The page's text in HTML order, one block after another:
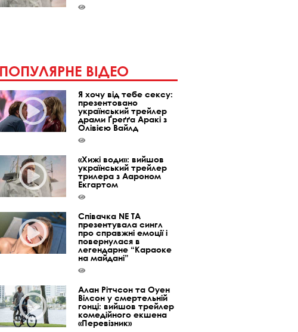
ПОПУЛЯРНЕ ВІДЕО
Я хочу від тебе сексу:
презентовано
український трейлер
драми Ґреґґа Аракі з
Олівією Вайлд
«Хижі води»: вийшов
український трейлер
трилера з Аароном
Екгартом
Співачка NE TA
презентувала сингл
про справжні емоції і
повернулася в
легендарне “Караоке
на майдані”
Алан Рітчсон та Оуен
Вілсон у смертельній
гонці: вийшов трейлер
комедійного екшена
«Перевізник»